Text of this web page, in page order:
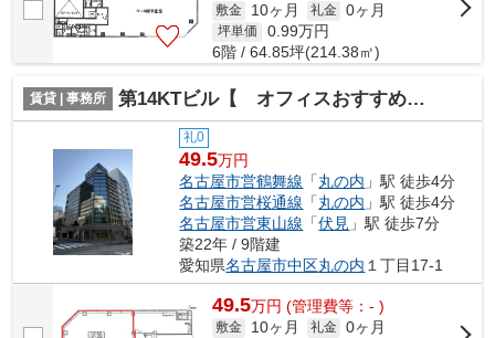
敷金 10ヶ月 礼金 0ヶ月
坪単価 0.99万円
6階 / 64.85坪(214.38㎡)
賃貸 | 事務所 第14KTビル【 オフィスおすすめ 】
礼0
49.5万円
名古屋市営鶴舞線 「丸の内 」駅 徒歩4分
名古屋市営桜通線 「丸の内 」駅 徒歩4分
名古屋市営東山線 「伏見 」駅 徒歩7分
築22年 / 9階建
愛知県名古屋市中区丸の内 １丁目17-1
49.5万円 (管理費等：- )
敷金 10ヶ月 礼金 0ヶ月